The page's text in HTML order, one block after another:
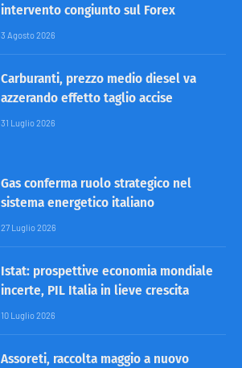
intervento congiunto sul Forex
3 Agosto 2026
Carburanti, prezzo medio diesel va
azzerando effetto taglio accise
31 Luglio 2026
Gas conferma ruolo strategico nel
sistema energetico italiano
27 Luglio 2026
Istat: prospettive economia mondiale
incerte, PIL Italia in lieve crescita
10 Luglio 2026
Assoreti, raccolta maggio a nuovo